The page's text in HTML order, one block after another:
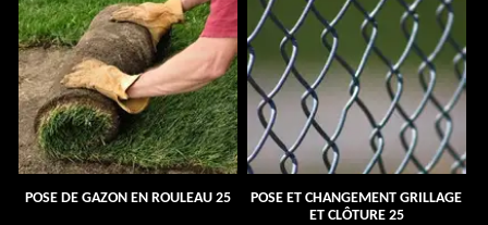
POSE DE GAZON EN ROULEAU 25
POSE ET CHANGEMENT GRILLAGE
ET CLÔTURE 25